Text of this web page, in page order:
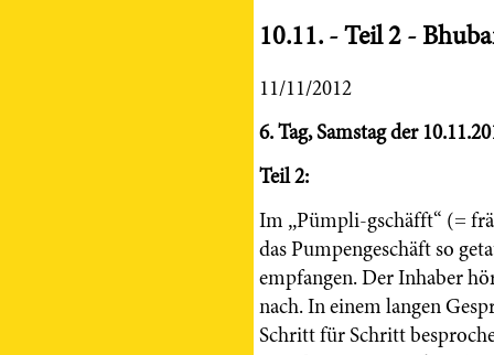
10.11. - Teil 2 -
11/11/2012
6. Tag, Samstag der
Teil 2:
Im „Pümpli-gschäfft“ (=
das Pumpengeschäft so
empfangen. Der Inhaber
nach. In einem langen
Schritt für Schritt